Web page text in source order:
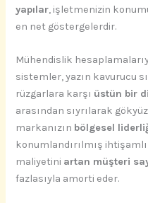
yapılar, işletmenizin
en net göstergelerdir.
Mühendislik
sistemler, yazın kavurucu
rüzgarlara karşı üstün bir
arasından sıyrılarak
markanızın bölgesel
konumlandırılmış
maliyetini artan müşteri
fazlasıyla amorti eder.